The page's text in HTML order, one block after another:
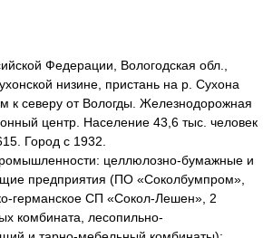
Федерации, Вологодская обл.,
низине, пристань на р. Сухона
к северу от Вологды. Железнодорожная
центр. Население 43,6 тыс. человек
Город с 1932.
целлюлозно-бумажные и
предприятия (ПО «Соколбумпром»,
германское СП «Сокол-Лешен», 2
комбината, лесопильно-